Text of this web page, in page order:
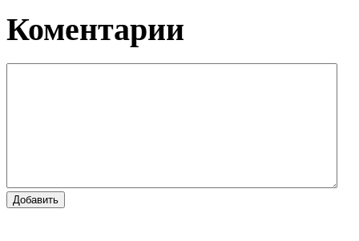
Коментарии
Добавить